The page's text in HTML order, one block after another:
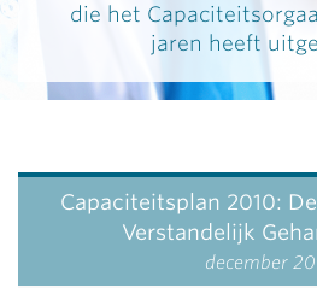
die het
jaren heeft
Capaciteitsplan 2010:
Verstandelijk
december